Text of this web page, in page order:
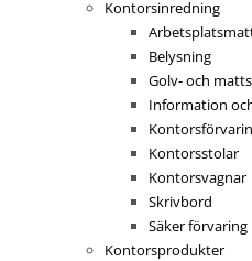
Kontorsinredning
Belysning
Golv- och
Information
Kontorsstolar
Kontorsvagnar
Skrivbord
Säker förvaring
Kontorsprodukter